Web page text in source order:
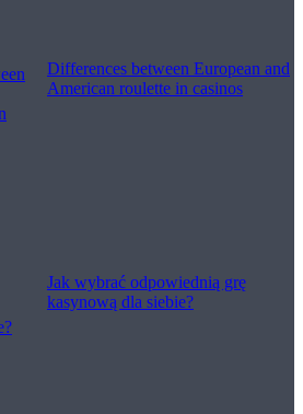
Differences between European and
American roulette in casinos
Jak wybrać odpowiednią grę
kasynową dla siebie?